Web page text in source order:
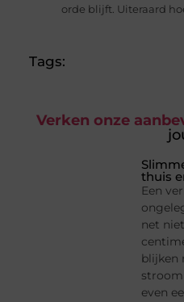
orde blijft. Uiteraard
Tags:
Verken onze
thuis
Een
net
blijken
even